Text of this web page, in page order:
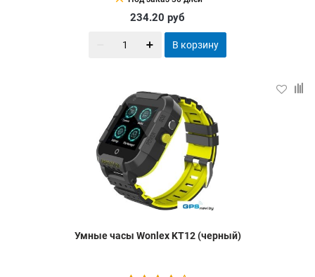
234.20 руб
В корзину
Умные часы Wonlex KT12 (черный)